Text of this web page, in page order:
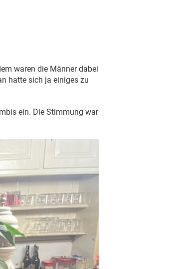
waren die Männer dabei
hatte sich ja einiges zu
ein. Die Stimmung war